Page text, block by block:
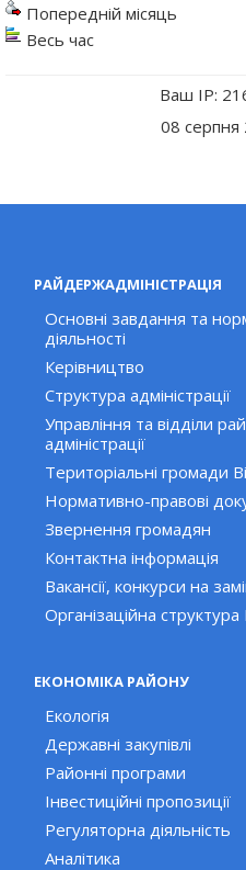
Попередній місяць
Весь час
Ваш IP:
08 серпня
РАЙДЕРЖАДМІНІСТРАЦІЯ
Основні завдання та
діяльності
Керівництво
Структура адміністрації
Управління та відділи
адміністрації
Територіальні громади
Нормативно-правові
Звернення громадян
Контактна інформація
Вакансії, конкурси на
Організаційна
ЕКОНОМІКА РАЙОНУ
Екологія
Державні закупівлі
Районні програми
Інвестиційні пропозиції
Регуляторна діяльність
Аналітика